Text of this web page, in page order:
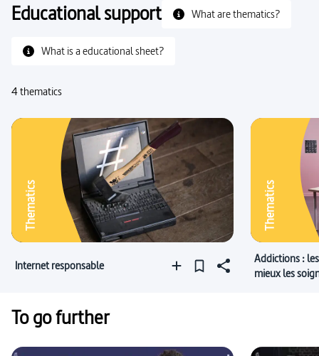
Educational support What are thematics?
What is a educational sheet?
4 thematics
Thematics
Internet responsable
Thematics
Addictions :
mieux les
To go further